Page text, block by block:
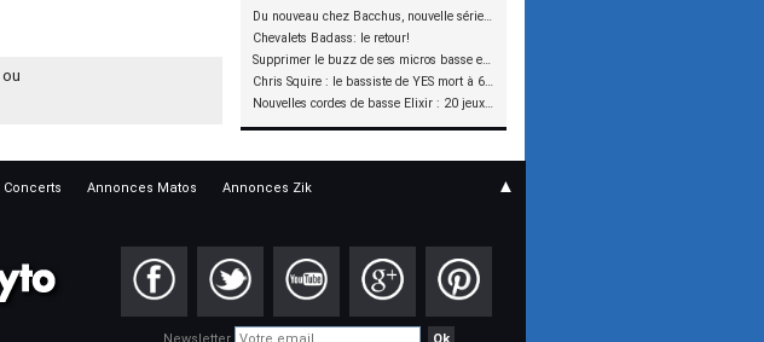
Du nouveau chez Bacchus, nouvelle série SCD
Chevalets Badass: le retour!
Supprimer le buzz de ses micros basse en reliant les aimants à la masse
Chris Squire : le bassiste de YES mort à 67 ans
Nouvelles cordes de basse Elixir : 20 jeux à tester !
ou
Concerts Annonces Matos Annonces Zik ▲